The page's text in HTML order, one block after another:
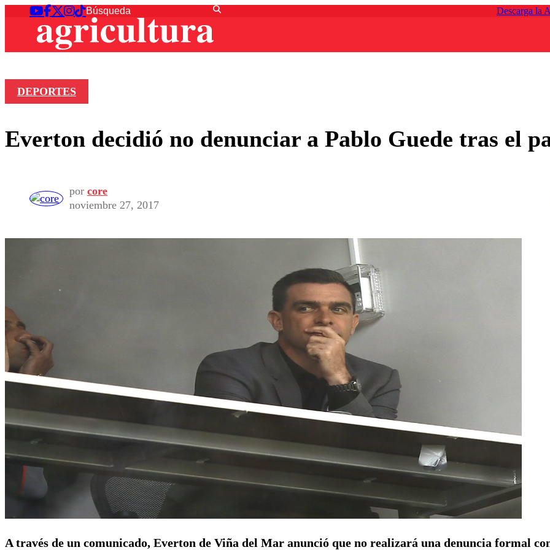
Descarga la
DEPORTES
Everton decidió no denunciar a Pablo Guede tras el
por core
noviembre 27, 2017
A través de un comunicado, Everton de Viña del Mar anunció que no realizará una denuncia formal